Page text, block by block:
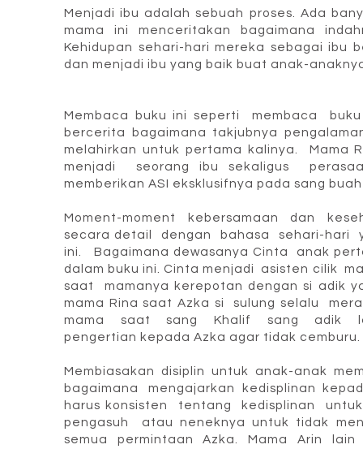
Menjadi ibu adalah sebuah proses. Ada
mama ini menceritakan bagaimana
Kehidupan sehari-hari mereka sebagai ibu
dan menjadi ibu yang baik buat anak-
Membaca buku ini seperti membaca
bercerita bagaimana takjubnya
melahirkan untuk pertama kalinya.
menjadi seorang ibu sekaligus
memberikan ASI eksklusifnya pada sang
Moment-moment kebersamaan dan
secara detail dengan bahasa sehari-hari
ini. Bagaimana dewasanya Cinta anak
dalam buku ini. Cinta menjadi asisten cilik
saat mamanya kerepotan dengan si adik
mama Rina saat Azka si sulung selalu
mama saat sang Khalif sang adik
pengertian kepada Azka agar tidak cemburu.
Membiasakan disiplin untuk anak-anak
bagaimana mengajarkan kedisplinan
harus konsisten tentang kedisplinan
pengasuh atau neneknya untuk tidak
semua permintaan Azka. Mama Arin